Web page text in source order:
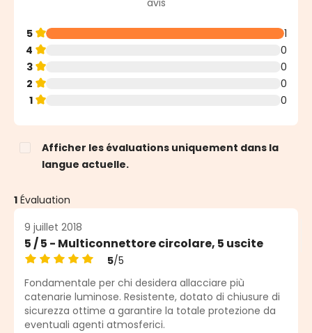
avis
5
1
4
0
3
0
2
0
1
0
Afficher les évaluations uniquement dans la
langue actuelle.
1 Évaluation
9 juillet 2018
5 / 5 - Multiconnettore circolare, 5 uscite
Note moyenne de 5 sur 5 étoiles
5/5
Fondamentale per chi desidera allacciare più
catenarie luminose. Resistente, dotato di chiusure di
sicurezza ottime a garantire la totale protezione da
eventuali agenti atmosferici.